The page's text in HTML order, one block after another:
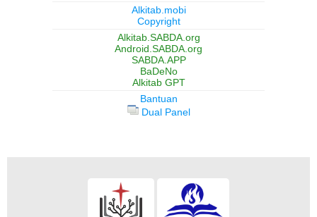
Alkitab.mobi
Copyright
Alkitab.SABDA.org
Android.SABDA.org
SABDA.APP
BaDeNo
Alkitab GPT
Bantuan
Dual Panel